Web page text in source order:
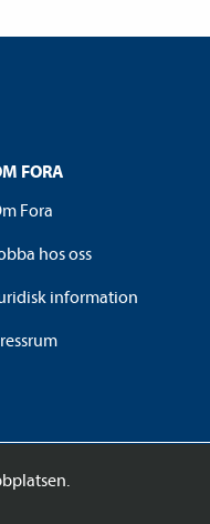
FORA
Fora
hos oss
information